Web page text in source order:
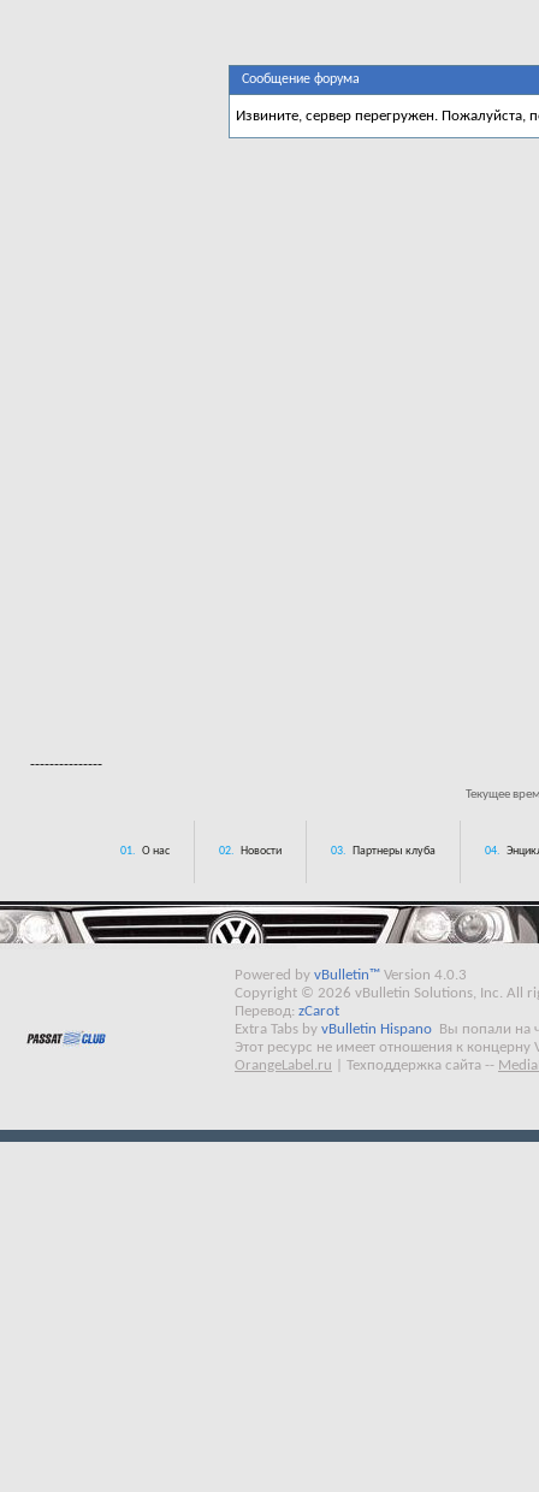
Сообщение форума
Извините, сервер перегружен. Пожалуйста,
---------------
Текущее
01. О нас 02. Новости 03. Партнеры клуба 04.
Powered by vBulletin™ Version 4.0.3
Copyright © 2026 vBulletin Solutions, Inc. All
Перевод: zCarot
Extra Tabs by vBulletin Hispano
Вы попали на
Этот ресурс не имеет отношения к концерну
OrangeLabel.ru
Техподдержка сайта --